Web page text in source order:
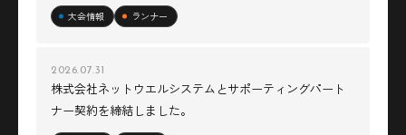
大会情報 ランナー
2026.07.31
株式会社ネットウエルシステムとサポーティングパート
ナー契約を締結しました。